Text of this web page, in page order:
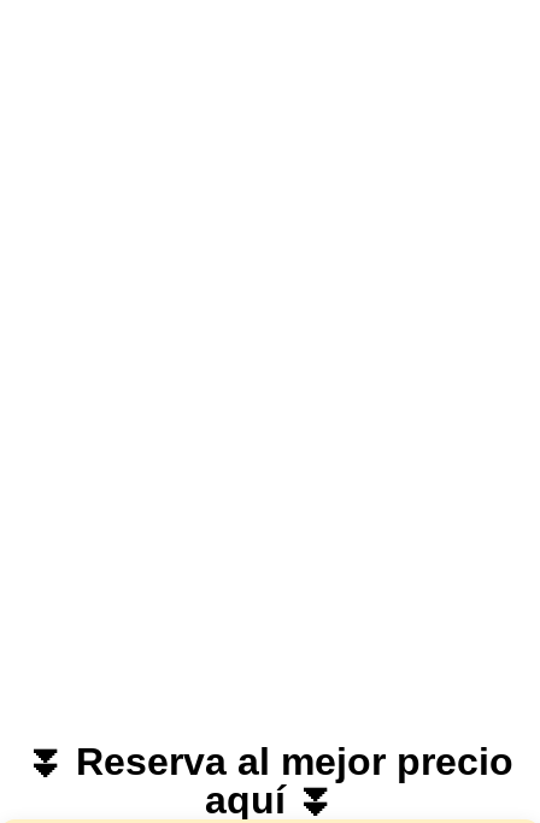
⏬ Reserva al mejor precio
aquí ⏬